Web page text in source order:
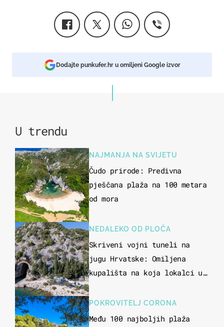
Dodajte punkufer.hr u omiljeni Google izvor
U trendu
NAJMANJA NA SVIJETU
Čudo prirode: Predivna
pješčana plaža na 100 metara
od mora
NEDALEKO OD PLOČA
Skriveni vojni tuneli na
jugu Hrvatske: Omiljena
kupališta na koja lokalci u
u more
POKROVITELJ CORONA
Među 100 najboljih plaža